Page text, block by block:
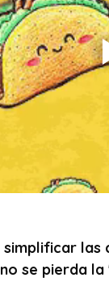
simplificar
se pierda la